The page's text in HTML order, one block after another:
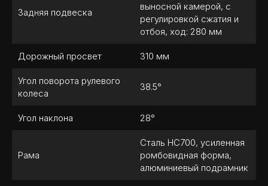
Задняя подвеска
выносной камерой, с
регулировкой сжатия и
отбоя, ход: 280 мм
Дорожный просвет 310 мм
Угол поворота рулевого
колеса
38.5°
Угол наклона 28°
Рама
Сталь НС700, усиленная
ромбовидная форма,
алюминиевый подрамник